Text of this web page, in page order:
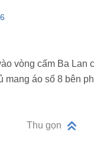
vòng cấm Ba Lan
mang áo số 8 bên
Thu gọn